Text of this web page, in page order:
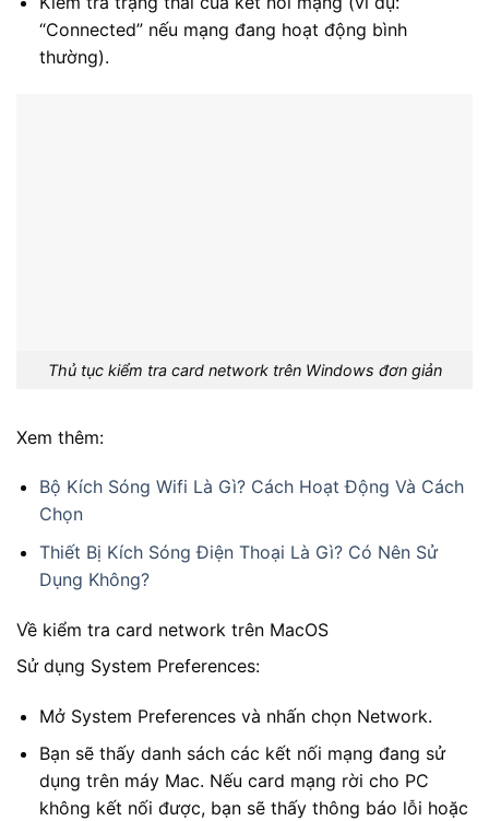
“Connected” nếu mạng đang hoạt động bình
thường).
Thủ tục kiểm tra card network trên Windows đơn giản
Xem thêm:
Bộ Kích Sóng Wifi Là Gì? Cách Hoạt Động Và Cách
Chọn
Thiết Bị Kích Sóng Điện Thoại Là Gì? Có Nên Sử
Dụng Không?
Về kiểm tra card network trên MacOS
Sử dụng System Preferences:
Mở System Preferences và nhấn chọn Network.
Bạn sẽ thấy danh sách các kết nối mạng đang sử
dụng trên máy Mac. Nếu card mạng rời cho PC
không kết nối được, bạn sẽ thấy thông báo lỗi hoặc